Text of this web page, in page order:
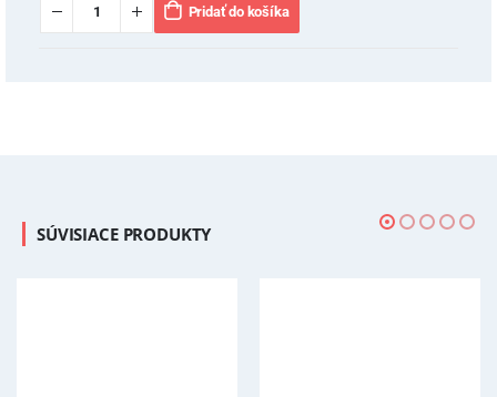
Pridať do košíka
SÚVISIACE PRODUKTY